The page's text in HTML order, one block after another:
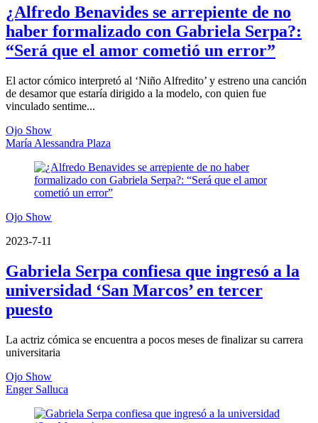
¿Alfredo Benavides se arrepiente de no
haber formalizado con Gabriela Serpa?:
“Será que el amor cometió un error”
El actor cómico interpretó al ‘Niño Alfredito’ y estreno una canción
de desamor que estaría dirigido a la modelo, con quien fue
vinculado sentime...
Ojo Show
María Alessandra Plaza
Ojo Show
2023-7-11
Gabriela Serpa confiesa que ingresó a la
universidad ‘San Marcos’ en tercer
puesto
La actriz cómica se encuentra a pocos meses de finalizar su carrera
universitaria
Ojo Show
Enger Salluca